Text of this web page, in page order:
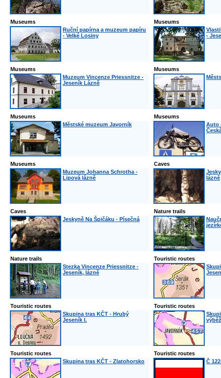
Museums
Ruční papírna a muzeum papíru
- Velké Losiny
Museums
-
Museums
Muzeum Vincenze Priessnitze -
Jeseník Lázně
Museums
Museums
Městské muzeum Javorník
Museums
Auto
Museums
Muzeum Johanna Schrotha -
Lipová lázně
Caves
lázně
Caves
Jeskyně Na Špičáku - Písečná
Nature trails
Nature trails
Stezka Vincenze Priessnitze -
Jeseník, lázně
Touristic routes
Touristic routes
Skupina tras KČT - Hrubý
Jeseník I.
Touristic routes
Touristic routes
Skupina tras KČT - Zlatohorsko
Touristic routes
Č